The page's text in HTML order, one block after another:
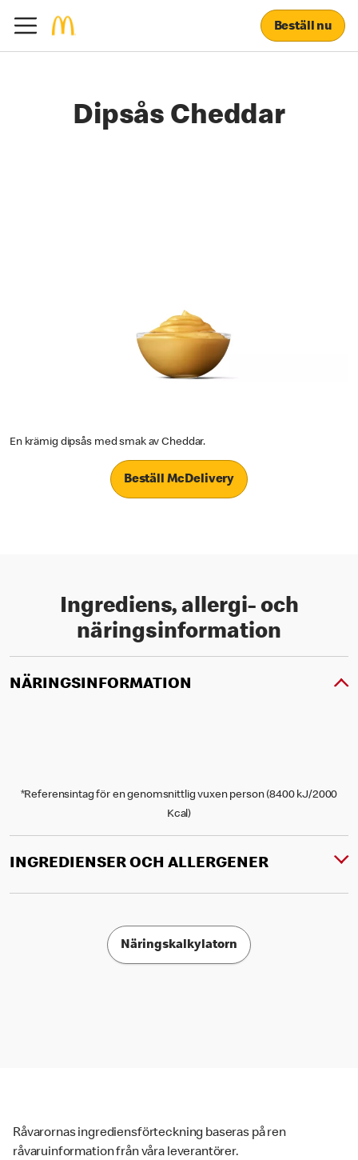
Beställ nu
Dipsås Cheddar
En krämig dipsås med smak av Cheddar.
Beställ McDelivery
Ingrediens, allergi- och
näringsinformation
NÄRINGSINFORMATION
*Referensintag för en genomsnittlig vuxen person (8400 kJ/2000
Kcal)
INGREDIENSER OCH ALLERGENER
Näringskalkylatorn
Råvarornas ingrediensförteckning baseras på ren
råvaruinformation från våra leverantörer.